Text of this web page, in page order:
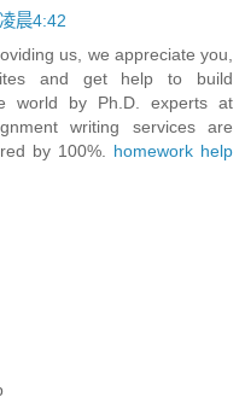
晨4:42
us, we appreciate you,
and get help to build
world by Ph.D. experts at
writing services are
by 100%. homework help